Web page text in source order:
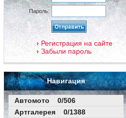
Пароль:
Регистрация на сайте
Забыли пароль
Навигация
Автомото 0/506
Артгалерея 0/1388